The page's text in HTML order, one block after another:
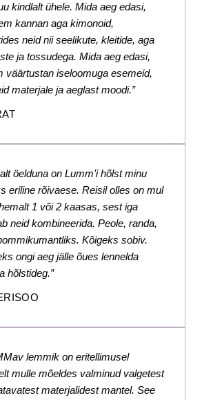
kindlalt ühele. Mida aeg edasi,
kannan aga kimonoid,
neid nii seelikute, kleitide, aga
ja tossudega. Mida aeg edasi,
väärtustan iseloomuga esemeid,
materjale ja aeglast moodi.”
öelduna on Lumm’i hõlst minu
eriline rõivaese. Reisil olles on mul
1 või 2 kaasas, sest iga
neid kombineerida. Peole, randa,
Kõigeks sobiv.
ongi aeg jälle õues lennelda
hõlstideg.”
lemmik on eritellimusel
mulle mõeldes valminud valgetest
materjalidest mantel. See